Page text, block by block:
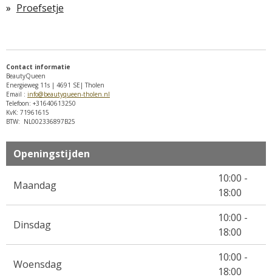
Proefsetje
Contact informatie
BeautyQueen
Energieweg 11s | 4691 SE| Tholen
Email : info@beautyqueen-tholen.nl
Telefoon: +31640613250
KvK: 71961615
BTW: NL002336897B25
Openingstijden
Maandag
10:00 -
18:00
Dinsdag
10:00 -
18:00
Woensdag
10:00 -
18:00